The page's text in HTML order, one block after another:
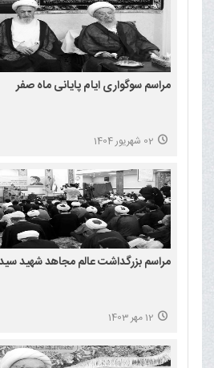
مراسم سوگواری ایام پایانی ماه صفر
02 شهریور 1404
مراسم بزرگداشت عالم مجاهد شهید
12 مهر 1403